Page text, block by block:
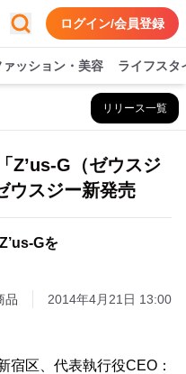
ログイン/会員登録
ァッション・美容 ライフスタ
リリース一覧
Z’us-G（ゼウスジ
ウスジー新発売
Gを
品 2014年4月21日 13:00
宿区、代表執行役CEO：